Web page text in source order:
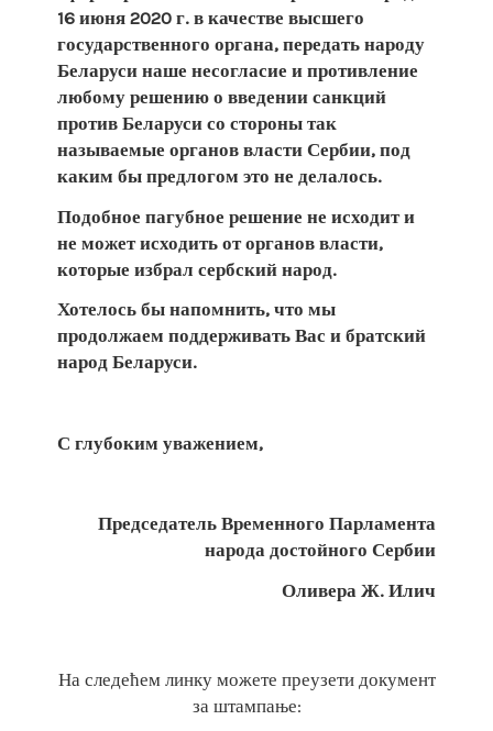
16 июня 2020 г. в качестве высшего
государственного органа, передать народу
Беларуси наше несогласие и противление
любому решению о введении санкций
против Беларуси со стороны так
называемые органов власти Сербии, под
каким бы предлогом это не делалось.
Подобное пагубное решение не исходит и
не может исходить от органов власти,
которые избрал сербский народ.
Хотелось бы напомнить, что мы
продолжаем поддерживать Вас и братский
народ Беларуси.
С глубоким уважением,
Председатель Временного Парламента
народа достойного Сербии
Оливера Ж. Илич
На следећем линку можете преузети документ
за штампање: